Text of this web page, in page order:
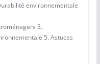
environnementale
3.
5. Astuces